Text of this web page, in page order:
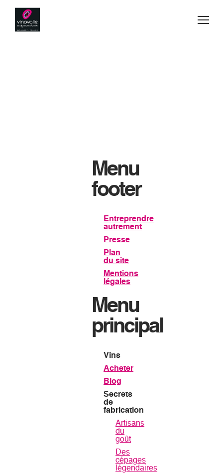
Espace privé
Menu
footer
Entreprendre
autrement
Presse
Plan
du site
Mentions
légales
Menu
principal
Vins
Acheter
Blog
Secrets
de
fabrication
Artisans
du
goût
Des
cépages
légendaires